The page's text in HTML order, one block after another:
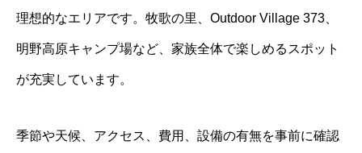
理想的なエリアです。牧歌の里、Outdoor Village 373、
明野高原キャンプ場など、家族全体で楽しめるスポット
が充実しています。
季節や天候、アクセス、費用、設備の有無を事前に確認